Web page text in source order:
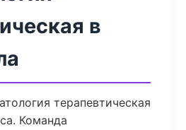
в
терапевтическая
Команда